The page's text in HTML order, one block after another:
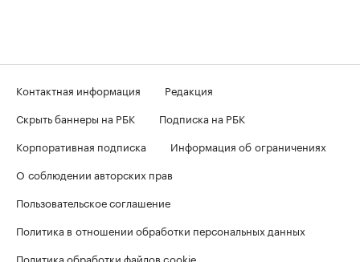
Контактная информация
Редакция
Скрыть баннеры на РБК
Подписка на РБК
Корпоративная подписка
Информация об ограничениях
О соблюдении авторских прав
Пользовательское соглашение
Политика в отношении обработки персональных данных
Политика обработки файлов cookie